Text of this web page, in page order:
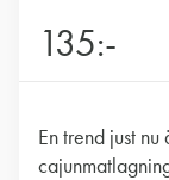
135:-
En trend just